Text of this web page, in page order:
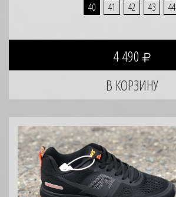
40 41 42 43 44
4 490